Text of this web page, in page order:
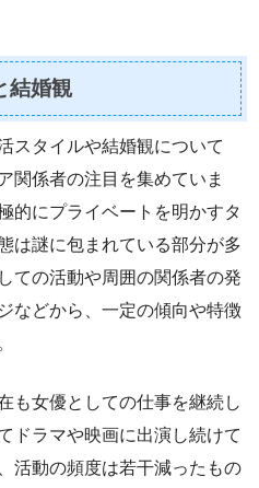
結婚観
スタイルや結婚観について
関係者の注目を集めていま
的にプライベートを明かすタ
は謎に包まれている部分が多
ての活動や周囲の関係者の発
などから、一定の傾向や特徴
も女優としての仕事を継続し
ドラマや映画に出演し続けて
活動の頻度は若干減ったもの